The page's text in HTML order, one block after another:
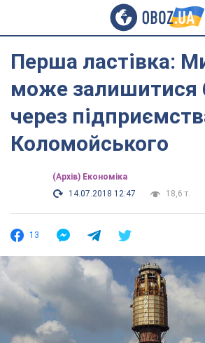
Перша ластівка:
може залишитися
через
Коломойського
(Архів) Економіка
14.07.2018 12:47
18,6 т.
13